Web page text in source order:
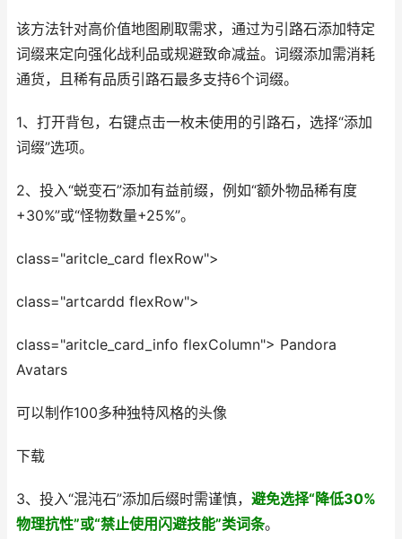
该方法针对高价值地图刷取需求，通过为引路石添加特定
词缀来定向强化战利品或规避致命减益。词缀添加需消耗
通货，且稀有品质引路石最多支持6个词缀。
1、打开背包，右键点击一枚未使用的引路石，选择“添加
词缀”选项。
2、投入“蜕变石”添加有益前缀，例如“额外物品稀有度
+30%”或“怪物数量+25%”。
class="aritcle_card flexRow">
class="artcardd flexRow">
class="aritcle_card_info flexColumn"> Pandora
Avatars
可以制作100多种独特风格的头像
下载
3、投入“混沌石”添加后缀时需谨慎， 避免选择“降低30%
物理抗性”或“禁止使用闪避技能”类词条。